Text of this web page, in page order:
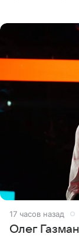
17 часов назад
Олег